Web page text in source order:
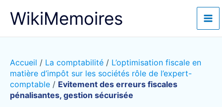
WikiMemoires
Accueil / La comptabilité / L’optimisation fiscale en
matière d’impôt sur les sociétés rôle de l’expert-
comptable / Evitement des erreurs fiscales
pénalisantes, gestion sécurisée